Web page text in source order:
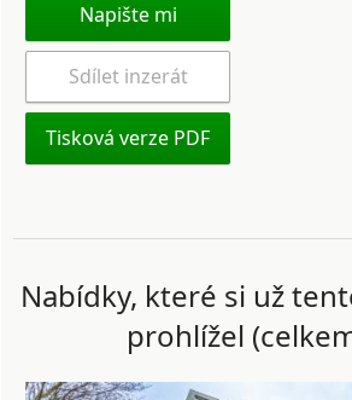
Napište mi
Sdílet inzerát
Tisková verze PDF
Nabídky, které si už
prohlížel